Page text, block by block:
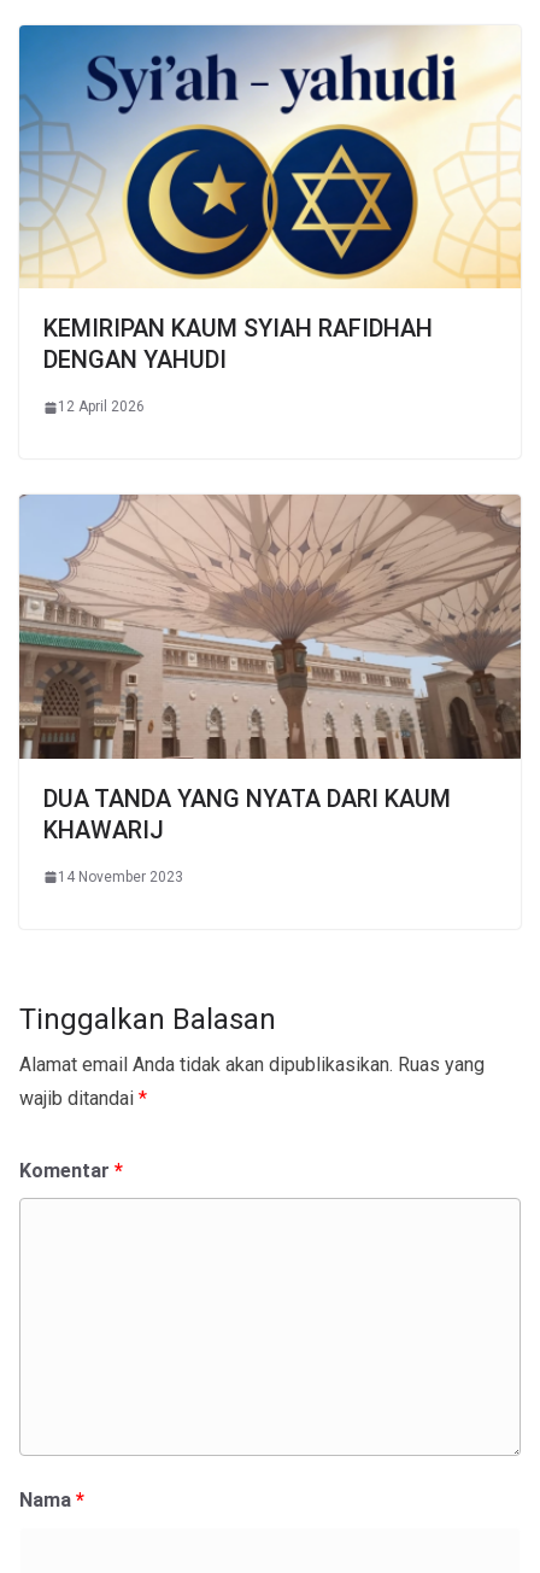
KEMIRIPAN KAUM SYIAH RAFIDHAH
DENGAN YAHUDI
12 April 2026
DUA TANDA YANG NYATA DARI KAUM
KHAWARIJ
14 November 2023
Tinggalkan Balasan
Alamat email Anda tidak akan dipublikasikan. Ruas yang
wajib ditandai *
Komentar *
Nama *